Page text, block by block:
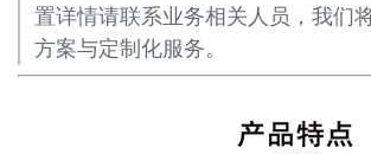
置详情请联系业务相关人员，我们
方案与定制化服务。